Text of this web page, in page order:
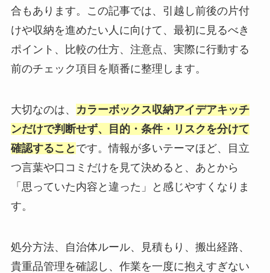
合もあります。この記事では、引越し前後の片付
けや収納を進めたい人に向けて、最初に見るべき
ポイント、比較の仕方、注意点、実際に行動する
前のチェック項目を順番に整理します。
大切なのは、
カラーボックス収納アイデアキッチ
ンだけで判断せず、目的・条件・リスクを分けて
確認すること です。情報が多いテーマほど、目立
つ言葉や口コミだけを見て決めると、あとから
「思っていた内容と違った」と感じやすくなりま
す。
処分方法、自治体ルール、見積もり、搬出経路、
貴重品管理を確認し、作業を一度に抱えすぎない